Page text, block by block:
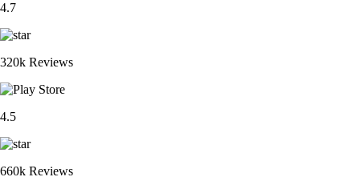
4.7
320k Reviews
4.5
660k Reviews